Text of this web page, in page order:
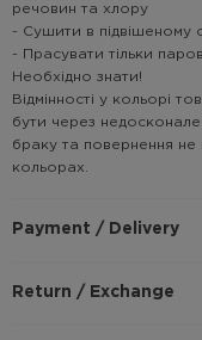
речовин та хлору
- Сушити в підвішеному
- Прасувати тільки
Необхідно знати!
Відмінності у кольорі
бути через
браку та повернення не
кольорах.
Payment / Delivery
Return / Exchange